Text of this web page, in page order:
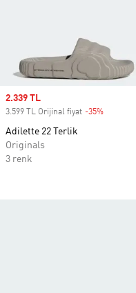
Sale price
2.339 TL
3.599 TL Orijinal fiyat -35%
Adilette 22 Terlik
Originals
3 renk